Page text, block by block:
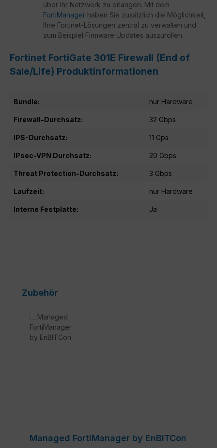
über Ihr Netzwerk zu erlangen. Mit dem
FortiManager haben Sie zusätzlich die Möglichkeit,
Ihre Fortinet-Lösungen zentral zu verwalten und
zum Beispiel Firmware Updates auszurollen.
Fortinet FortiGate 301E Firewall (End of
Sale/Life) Produktinformationen
Bundle: nur Hardware
Firewall-Durchsatz: 32 Gbps
IPS-Durchsatz: 11 Gps
IPsec-VPN Durchsatz: 20 Gbps
Threat Protection-Durchsatz: 3 Gbps
Laufzeit: nur Hardware
Interne Festplatte: Ja
Produktgalerie überspringen
Zubehör
Managed FortiManager by EnBITCon